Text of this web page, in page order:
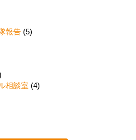
報告 (5)
相談室 (4)